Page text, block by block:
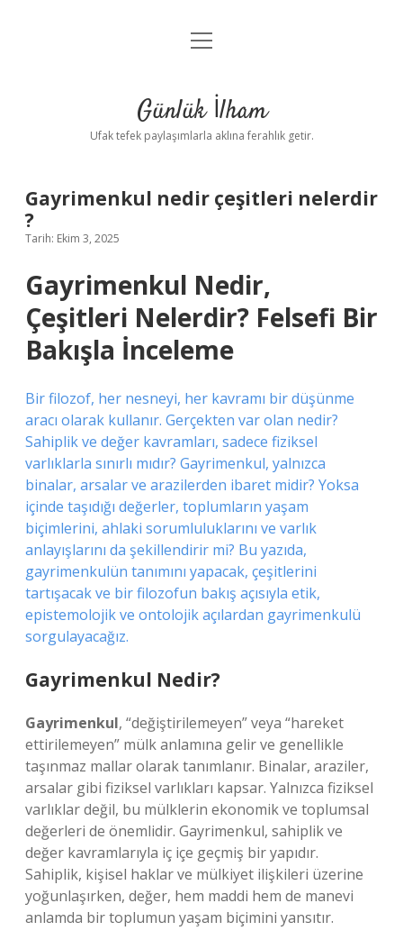
Anasayfa
Yasal Uyarı
menüyü
Günlük İlham
Ufak tefek paylaşımlarla aklına ferahlık getir.
Gayrimenkul nedir çeşitleri nelerdir
?
Tarih: Ekim 3, 2025
Gayrimenkul Nedir,
Çeşitleri Nelerdir? Felsefi Bir
Bakışla İnceleme
Bir filozof, her nesneyi, her kavramı bir düşünme
aracı olarak kullanır. Gerçekten var olan nedir?
Sahiplik ve değer kavramları, sadece fiziksel
varlıklarla sınırlı mıdır? Gayrimenkul, yalnızca
binalar, arsalar ve arazilerden ibaret midir? Yoksa
içinde taşıdığı değerler, toplumların yaşam
biçimlerini, ahlaki sorumluluklarını ve varlık
anlayışlarını da şekillendirir mi? Bu yazıda,
gayrimenkulün tanımını yapacak, çeşitlerini
tartışacak ve bir filozofun bakış açısıyla etik,
epistemolojik ve ontolojik açılardan gayrimenkulü
sorgulayacağız.
Gayrimenkul Nedir?
Gayrimenkul, “değiştirilemeyen” veya “hareket
ettirilemeyen” mülk anlamına gelir ve genellikle
taşınmaz mallar olarak tanımlanır. Binalar, araziler,
arsalar gibi fiziksel varlıkları kapsar. Yalnızca fiziksel
varlıklar değil, bu mülklerin ekonomik ve toplumsal
değerleri de önemlidir. Gayrimenkul, sahiplik ve
değer kavramlarıyla iç içe geçmiş bir yapıdır.
Sahiplik, kişisel haklar ve mülkiyet ilişkileri üzerine
yoğunlaşırken, değer, hem maddi hem de manevi
anlamda bir toplumun yaşam biçimini yansıtır.